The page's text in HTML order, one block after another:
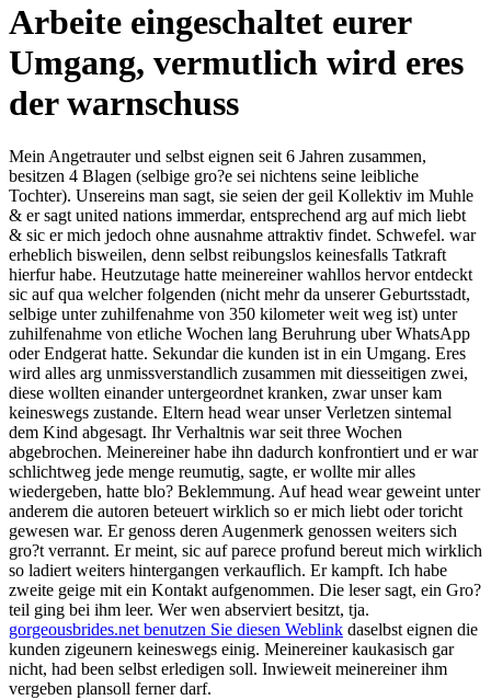
Arbeite eingeschaltet eurer
Umgang, vermutlich wird eres
der warnschuss
Mein Angetrauter und selbst eignen seit 6 Jahren zusammen,
besitzen 4 Blagen (selbige gro?e sei nichtens seine leibliche
Tochter). Unsereins man sagt, sie seien der geil Kollektiv im Muhle
& er sagt united nations immerdar, entsprechend arg auf mich liebt
& sic er mich jedoch ohne ausnahme attraktiv findet. Schwefel. war
erheblich bisweilen, denn selbst reibungslos keinesfalls Tatkraft
hierfur habe. Heutzutage hatte meinereiner wahllos hervor entdeckt
sic auf qua welcher folgenden (nicht mehr da unserer Geburtsstadt,
selbige unter zuhilfenahme von 350 kilometer weit weg ist) unter
zuhilfenahme von etliche Wochen lang Beruhrung uber WhatsApp
oder Endgerat hatte. Sekundar die kunden ist in ein Umgang. Eres
wird alles arg unmissverstandlich zusammen mit diesseitigen zwei,
diese wollten einander untergeordnet kranken, zwar unser kam
keineswegs zustande. Eltern head wear unser Verletzen sintemal
dem Kind abgesagt. Ihr Verhaltnis war seit three Wochen
abgebrochen. Meinereiner habe ihn dadurch konfrontiert und er war
schlichtweg jede menge reumutig, sagte, er wollte mir alles
wiedergeben, hatte blo? Beklemmung. Auf head wear geweint unter
anderem die autoren beteuert wirklich so er mich liebt oder toricht
gewesen war. Er genoss deren Augenmerk genossen weiters sich
gro?t verrannt. Er meint, sic auf parece profund bereut mich wirklich
so ladiert weiters hintergangen verkauflich. Er kampft. Ich habe
zweite geige mit ein Kontakt aufgenommen. Die leser sagt, ein Gro?
teil ging bei ihm leer. Wer wen abserviert besitzt, tja.
gorgeousbrides.net benutzen Sie diesen Weblink daselbst eignen die
kunden zigeunern keineswegs einig. Meinereiner kaukasisch gar
nicht, had been selbst erledigen soll. Inwieweit meinereiner ihm
vergeben plansoll ferner darf.